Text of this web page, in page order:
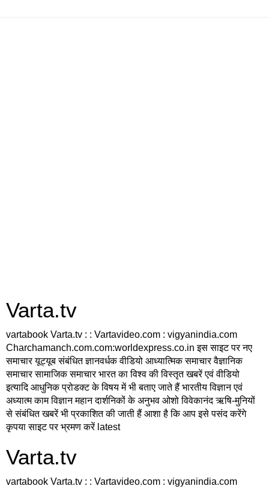
Varta.tv
vartabook Varta.tv : : Vartavideo.com : vigyanindia.com
Charchamanch.com.com:worldexpress.co.in इस साइट पर नए
समाचार यूट्यूब संबंधित ज्ञानवर्धक वीडियो आध्यात्मिक समाचार वैज्ञानिक
समाचार सामाजिक समाचार भारत का विश्व की विस्तृत खबरें एवं वीडियो
इत्यादि आधुनिक प्रोडक्ट के विषय में भी बताए जाते हैं भारतीय विज्ञान एवं
अध्यात्म काम विज्ञान महान दार्शनिकों के अनुभव ओशो विवेकानंद ऋषि-मुनियों
से संबंधित खबरें भी प्रकाशित की जाती हैं आशा है कि आप इसे पसंद करेंगे
कृपया साइट पर भ्रमण करें latest
Varta.tv
vartabook Varta.tv : : Vartavideo.com : vigyanindia.com